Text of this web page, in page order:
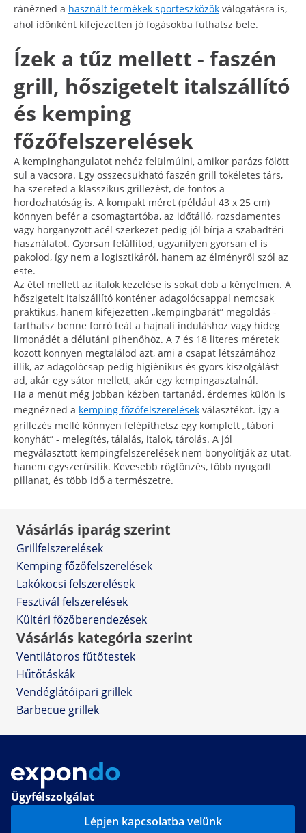
ránézned a használt termékek sporteszközök válogatásra is,
ahol időnként kifejezetten jó fogásokba futhatsz bele.
Ízek a tűz mellett - faszén
grill, hőszigetelt italszállító
és kemping
főzőfelszerelések
A kempinghangulatot nehéz felülmúlni, amikor parázs fölött
sül a vacsora. Egy összecsukható faszén grill tökéletes társ,
ha szereted a klasszikus grillezést, de fontos a
hordozhatóság is. A kompakt méret (például 43 x 25 cm)
könnyen befér a csomagtartóba, az időtálló, rozsdamentes
vagy horganyzott acél szerkezet pedig jól bírja a szabadtéri
használatot. Gyorsan felállítod, ugyanilyen gyorsan el is
pakolod, így nem a logisztikáról, hanem az élményről szól az
este.
Az étel mellett az italok kezelése is sokat dob a kényelmen. A
hőszigetelt italszállító konténer adagolócsappal nemcsak
praktikus, hanem kifejezetten „kempingbarát” megoldás -
tarthatsz benne forró teát a hajnali induláshoz vagy hideg
limonádét a délutáni pihenőhöz. A 7 és 18 literes méretek
között könnyen megtalálod azt, ami a csapat létszámához
illik, az adagolócsap pedig higiénikus és gyors kiszolgálást
ad, akár egy sátor mellett, akár egy kempingasztalnál.
Ha a menüt még jobban kézben tartanád, érdemes külön is
megnézned a kemping főzőfelszerelések választékot. Így a
grillezés mellé könnyen felépíthetsz egy komplett „tábori
konyhát” - melegítés, tálalás, italok, tárolás. A jól
megválasztott kempingfelszerelések nem bonyolítják az utat,
hanem egyszerűsítik. Kevesebb rögtönzés, több nyugodt
pillanat, és több idő a természetre.
Vásárlás iparág szerint
Grillfelszerelések
Kemping főzőfelszerelések
Lakókocsi felszerelések
Fesztivál felszerelések
Kültéri főzőberendezések
Vásárlás kategória szerint
Ventilátoros fűtőtestek
Hűtőtáskák
Vendéglátóipari grillek
Barbecue grillek
Ügyfélszolgálat
Lépjen kapcsolatba velünk